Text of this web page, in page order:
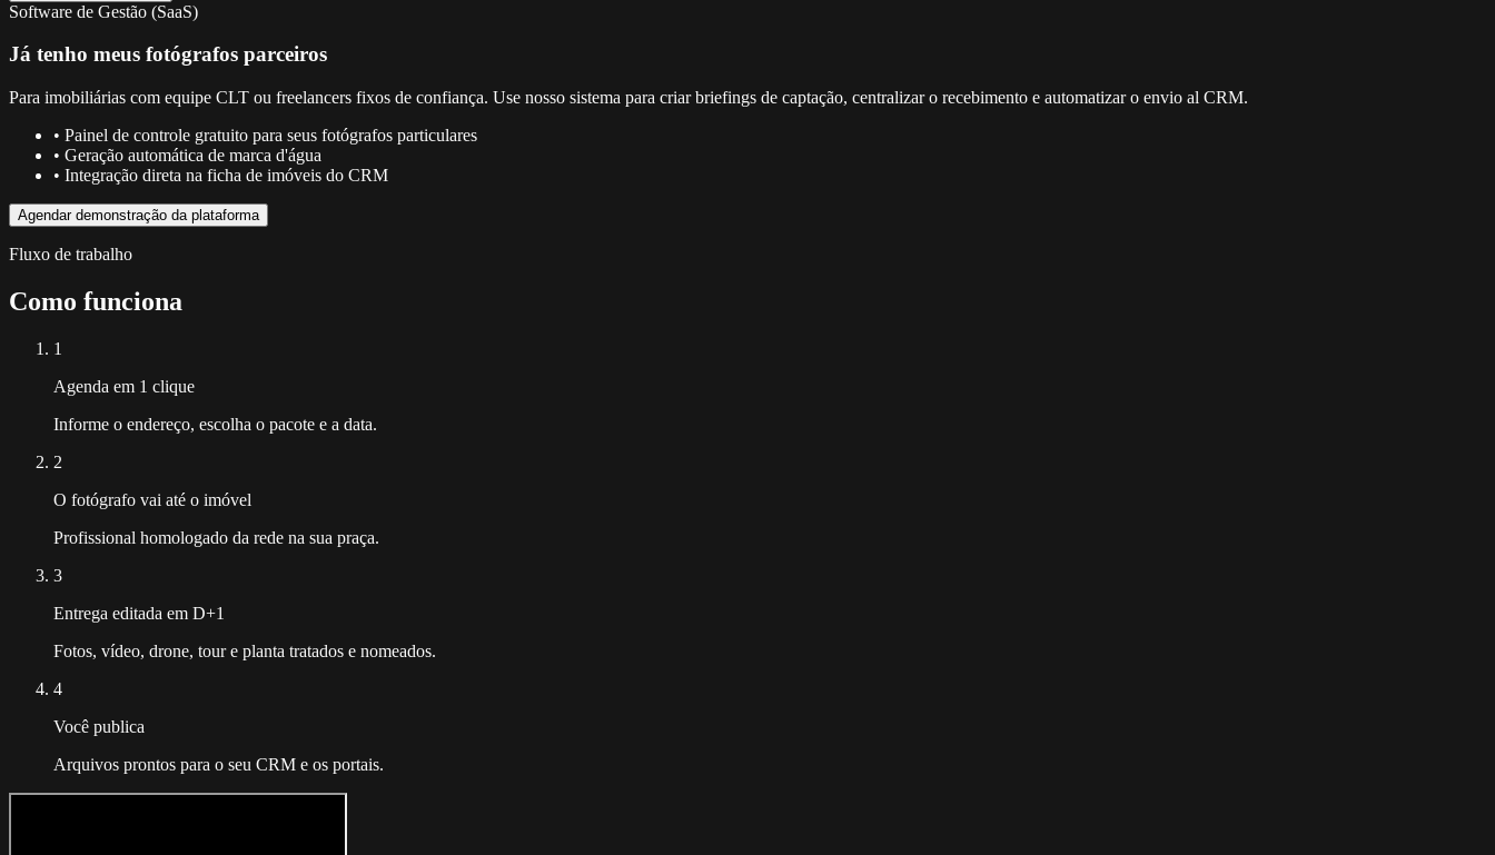
Software de Gestão (SaaS)
Já tenho meus fotógrafos parceiros
Para imobiliárias com equipe CLT ou freelancers fixos de confiança. Use nosso sistema para criar briefings de captação, centralizar o recebimento e automatizar o envio al CRM.
• Painel de controle gratuito para seus fotógrafos particulares
• Geração automática de marca d'água
• Integração direta na ficha de imóveis do CRM
Agendar demonstração da plataforma
Fluxo de trabalho
Como funciona
1
Agenda em 1 clique
Informe o endereço, escolha o pacote e a data.
2
O fotógrafo vai até o imóvel
Profissional homologado da rede na sua praça.
3
Entrega editada em D+1
Fotos, vídeo, drone, tour e planta tratados e nomeados.
4
Você publica
Arquivos prontos para o seu CRM e os portais.